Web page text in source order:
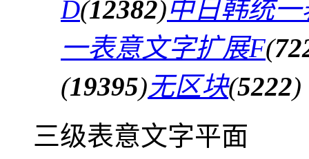
D(12382)中日韩统
一表意文字扩展F(
(19395)无区块(5222)
三级表意文字平面